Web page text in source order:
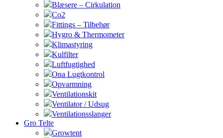
Blæsere – Cirkulation
Co2
Fittings – Tilbehør
Hygro & Thermometer
Klimastyring
Kulfilter
Luftfugtighed
Ona Lugtkontrol
Opvarmning
Ventilationskit
Ventilator / Udsug
Ventilationsslanger
Gro Telte
Growtent